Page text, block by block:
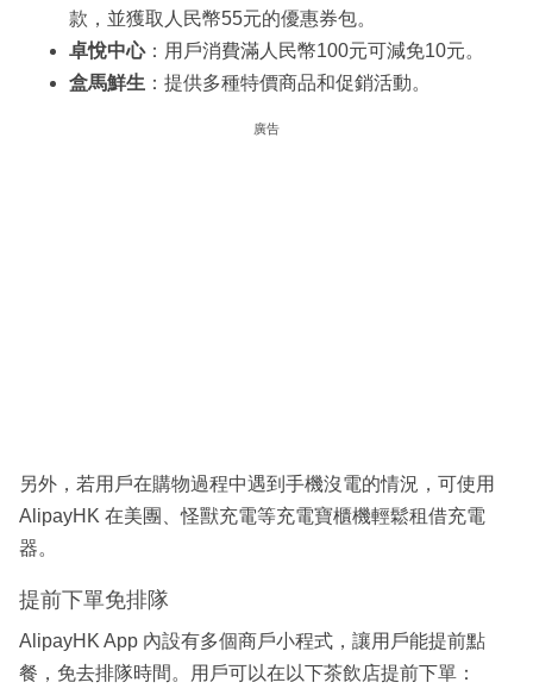
款，並獲取人民幣55元的優惠券包。
卓悅中心：用戶消費滿人民幣100元可減免10元。
盒馬鮮生 ：提供多種特價商品和促銷活動。
廣告
另外，若用戶在購物過程中遇到手機沒電的情況，可使用
AlipayHK 在美團、怪獸充電等充電寶櫃機輕鬆租借充電
器。
提前下單免排隊
AlipayHK App 內設有多個商戶小程式，讓用戶能提前點
餐，免去排隊時間。用戶可以在以下茶飲店提前下單：